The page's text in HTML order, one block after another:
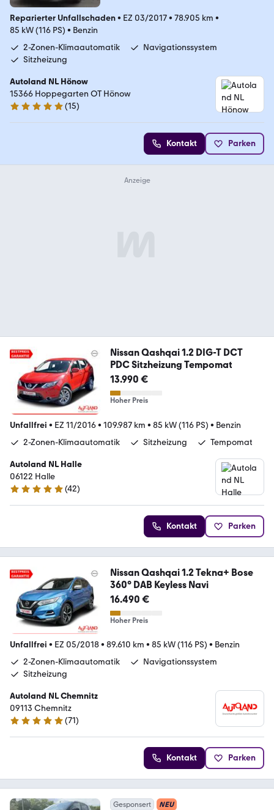
Reparierter Unfallschaden• EZ 03/2017• 78.905 km •
85 kW (116 PS) • Benzin
2-Zonen-Klimaautomatik
Navigationssystem
Sitzheizung
Autoland NL Hönow
15366 Hoppegarten OT Hönow
5 Sterne
(15)
Kontakt Parken
Nissan Qashqai 1.2 DIG-T DCT
PDC Sitzheizung Tempomat
13.990 €
Hoher Preis
Unfallfrei • EZ 11/2016• 109.987 km • 85 kW (116 PS) • Benzin
2-Zonen-Klimaautomatik
Sitzheizung Tempomat
Autoland NL Halle
06122 Halle
4.8 Sterne
(42)
Kontakt Parken
Nissan Qashqai 1.2 Tekna+ Bose
360° DAB Keyless Navi
16.490 €
Hoher Preis
Unfallfrei • EZ 05/2018• 89.610 km • 85 kW (116 PS) • Benzin
2-Zonen-Klimaautomatik
Navigationssystem
Sitzheizung
Autoland NL Chemnitz
09113 Chemnitz
4.8 Sterne
(71)
Kontakt Parken
Gesponsert NEU